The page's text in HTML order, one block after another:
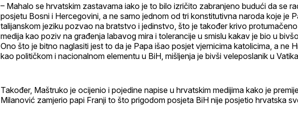
– Mahalo se hrvatskim zastavama iako je to bilo izričito zabranjeno budući da se
posjetu Bosni i Hercegovini, a ne samo jednom od tri konstitutivna naroda koje je
talijanskom jeziku pozvao na bratstvo i jedinstvo, što je također krivo
medija kao poziv na građenja labavog mira i tolerancije u smislu kakav je bio u
Ono što je bitno naglasiti jest to da je Papa išao posjet vjernicima katolicima, a ne
kao političkom i nacionalnom elementu u BiH, mišljenja je bivši veleposlanik u
Također, Maštruko je ocijenio i pojedine napise u hrvatskim medijima kako je
Milanović zamjerio papi Franji to što prigodom posjeta BiH nije posjetio hrvatska